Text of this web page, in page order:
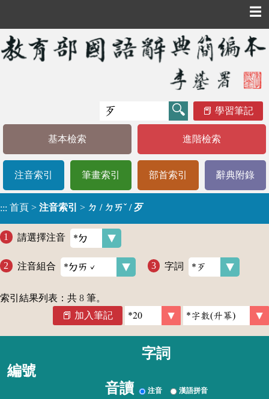
☰
學習筆記
基本檢索 進階檢索
注音索引 筆畫索引 部首索引 辭典附錄
::: 首頁 > 注音索引 > ㄉ / ㄉㄞˇ / 歹
請選擇注音
注音組合 字詞
索引結果列表：共 8 筆。
加入筆記
編號
字詞
音讀 注音 漢語拼音